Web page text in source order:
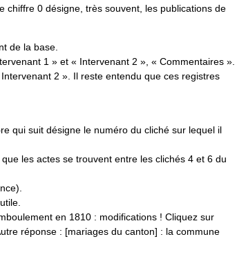
chiffre 0 désigne, très souvent, les publications de
de la base.
1 » et « Intervenant 2 », « Commentaires ».
2 ». Il reste entendu que ces registres
qui suit désigne le numéro du cliché sur lequel il
les actes se trouvent entre les clichés 4 et 6 du
en 1810 : modifications ! Cliquez sur
réponse : [mariages du canton] : la commune